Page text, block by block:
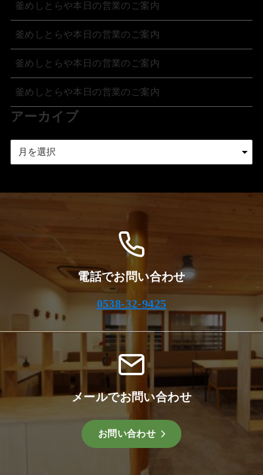
釜めしとらや本日の営業のご案内
釜めしとらや本日の営業のご案内
釜めしとらや本日の営業のご案内
釜めしとらや本日の営業のご案内
アーカイブ
電話でお問い合わせ
0538-32-9425
メールでお問い合わせ
お問い合わせ